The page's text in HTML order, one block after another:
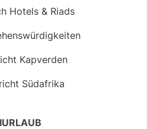
Hotels & Riads
Kapverden
Südafrika